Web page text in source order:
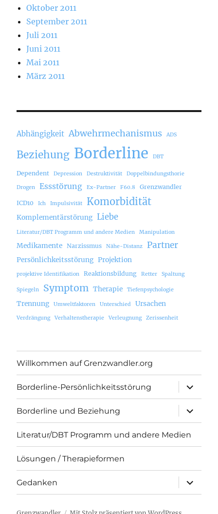
Oktober 2011
September 2011
Juli 2011
Juni 2011
Mai 2011
März 2011
Abhängigkeit Abwehrmechanismus ADS
Beziehung Borderline DBT
Dependent Depression Destruktivität Doppelbindungsthorie
Drogen Essstörung Ex-Partner F60.8 Grenzwandler
ICD10 Ich Impulsivität Komorbidität
Komplementärstörung Liebe
Literatur/DBT Programm und andere Medien Manipulation
Medikamente Narzissmus Nähe-Distanz Partner
Persönlichkeitsstörung Projektion
projektive Identifikation Reaktionsbildung Retter Spaltung
Spiegeln Symptom Therapie Tiefenpsychologie
Trennung Umweltfaktoren Unterschied Ursachen
Verdrängung Verhaltenstherapie Verleugnung Zerissenheit
Willkommen auf Grenzwandler.org
Borderline-Persönlichkeitsstörung
öffnen
Borderline und Beziehung
öffnen
Literatur/DBT Programm und andere Medien
Lösungen / Therapieformen
Gedanken
öffnen